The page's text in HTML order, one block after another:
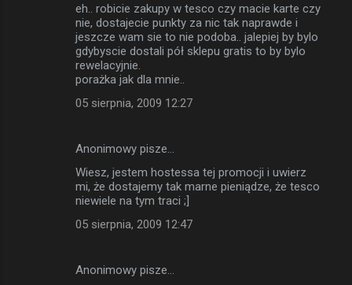
eh.. robicie zakupy w tesco czy macie karte czy
nie, dostajecie punkty za nic tak naprawde i
jeszcze wam sie to nie podoba.. jalepiej by bylo
gdybyscie dostali pół sklepu gratis to by bylo
rewelacyjnie.
porażka jak dla mnie..
05 sierpnia, 2009 12:27
Anonimowy pisze…
Wiesz, jestem hostessa tej promocji i uwierz
mi, że dostajemy tak marne pieniądze, że tesco
niewiele na tym traci ;]
05 sierpnia, 2009 12:47
Anonimowy pisze…